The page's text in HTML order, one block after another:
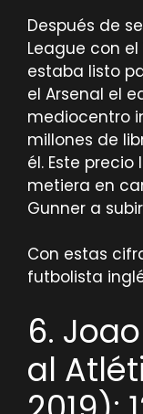
Después de
League con el
estaba listo
el Arsenal el
mediocentro
millones de
él. Este
metiera en
Gunner a
Con estas
futbolista
6.
al